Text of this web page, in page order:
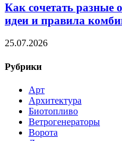
Как сочетать разные
идеи и правила
25.07.2026
Рубрики
Арт
Архитектура
Биотопливо
Ветрогенераторы
Ворота